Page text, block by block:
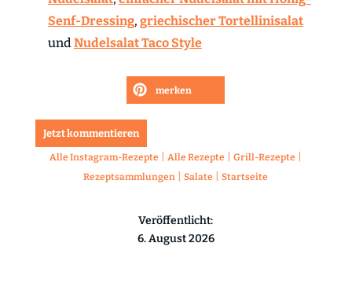
Senf-Dressing, griechischer Tortellinisalat
undNudelsalat Taco Style
merken
Jetzt kommentieren
Alle Instagram-Rezepte |Alle Rezepte |Grill-Rezepte
Rezeptsammlungen |Salate |Startseite
Veröffentlicht:
6. August 2026